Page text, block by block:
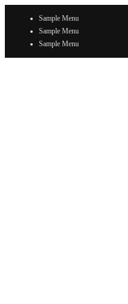
Sample Menu
Sample Menu
Sample Menu